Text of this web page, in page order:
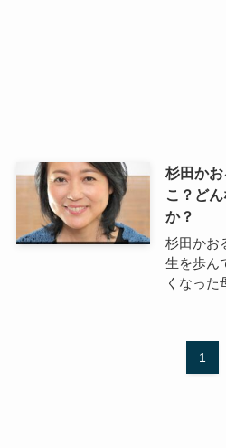
杉田か
こ？ど
か？
杉田かお
生を歩ん
くなった
1